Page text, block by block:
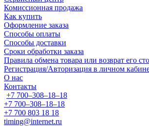
Комиссионная продажа
Как купить
Оформление заказа
Способы оплаты
Способы доставки
Сроки обработки заказа
Правила обмена товара или возврат его
Регистрация/Авторизация в личном
О нас
Контакты
+7 700‒308‒18‒18
+7 700‒308‒18‒18
+7 700 803 18 18
timing@internet.ru